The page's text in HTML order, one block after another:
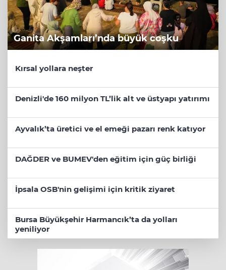
Ganita Akşamları’nda büyük coşku
Kırsal yollara neşter
Denizli'de 160 milyon TL’lik alt ve üstyapı yatırımı
Ayvalık’ta üretici ve el emeği pazarı renk katıyor
DAĞDER ve BUMEV'den eğitim için güç birliği
İpsala OSB'nin gelişimi için kritik ziyaret
Bursa Büyükşehir Harmancık’ta da yolları
yeniliyor